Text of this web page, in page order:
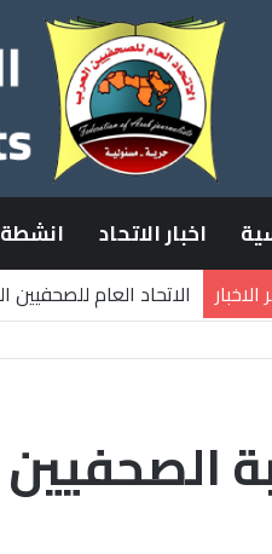
اخبار الاتحاد انشطة
الاخبار
الاتحاد العام